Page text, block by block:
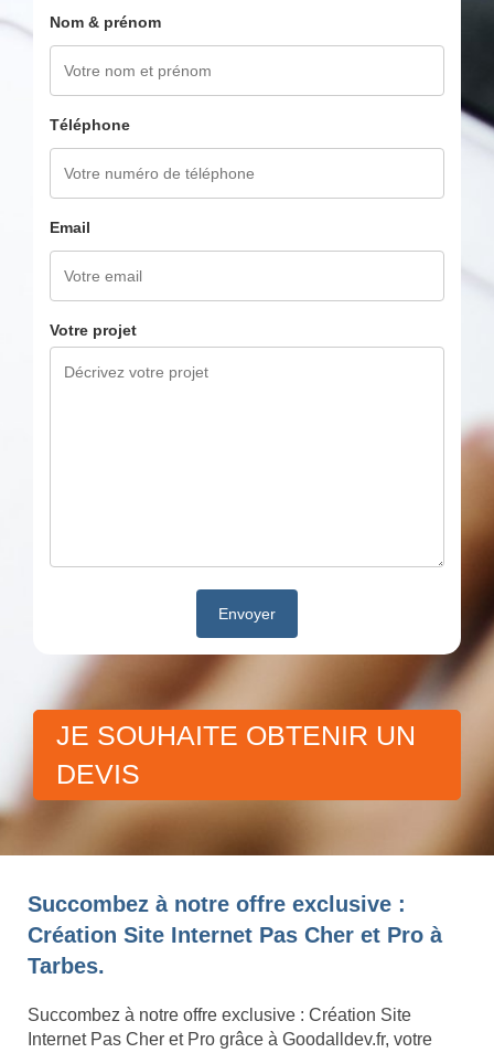
Nom & prénom
Téléphone
Email
Votre projet
JE SOUHAITE OBTENIR UN
DEVIS
Succombez à notre offre exclusive :
Création Site Internet Pas Cher et Pro à
Tarbes.
Succombez à notre offre exclusive : Création Site
Internet Pas Cher et Pro grâce à Goodalldev.fr, votre